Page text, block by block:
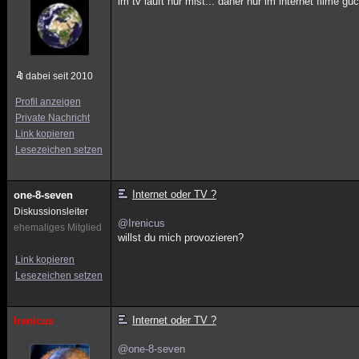
dabei seit 2010
Profil anzeigen
Private Nachricht
Link kopieren
Lesezeichen setzen
one-8-seven
Diskussionsleiter
ehemaliges Mitglied
Link kopieren
Lesezeichen setzen
Internet oder TV ?
@Irenicus
willst du mich provozieren?
Irenicus Internet oder TV ?
@one-8-seven